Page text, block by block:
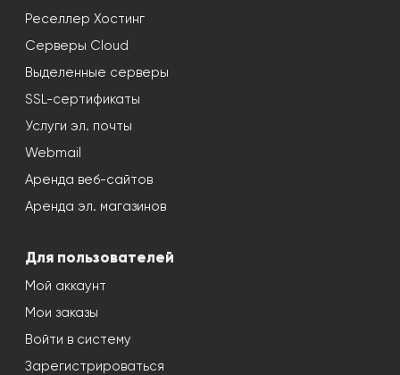
Реселлер Хостинг
Серверы Cloud
Выделенные серверы
SSL-сертификаты
Услуги эл. почты
Webmail
Аренда веб-сайтов
Аренда эл. магазинов
Для пользователей
Мой аккаунт
Мои заказы
Войти в систему
Зарегистрироваться